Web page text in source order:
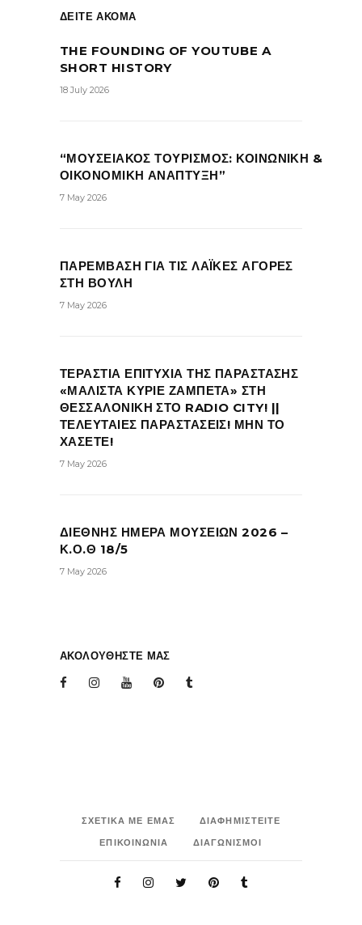
ΔΕΙΤΕ ΑΚΟΜΑ
THE FOUNDING OF YOUTUBE A
SHORT HISTORY
18 July 2026
“ΜΟΥΣΕΙΑΚΟΣ ΤΟΥΡΙΣΜΟΣ: ΚΟΙΝΩΝΙΚΗ &
ΟΙΚΟΝΟΜΙΚΗ ΑΝΑΠΤΥΞΗ”
7 May 2026
ΠΑΡΕΜΒΑΣΗ ΓΙΑ ΤΙΣ ΛΑΪΚΕΣ ΑΓΟΡΕΣ
ΣΤΗ ΒΟΥΛΗ
7 May 2026
ΤΕΡΑΣΤΙΑ ΕΠΙΤΥΧΙΑ ΤΗΣ ΠΑΡΑΣΤΑΣΗΣ
«ΜΑΛΙΣΤΑ ΚΥΡΙΕ ΖΑΜΠΕΤΑ» ΣΤΗ
ΘΕΣΣΑΛΟΝΙΚΗ ΣΤΟ RADIO CITY! ||
ΤΕΛΕΥΤΑΙΕΣ ΠΑΡΑΣΤΑΣΕΙΣ! ΜΗΝ ΤΟ
ΧΑΣΕΤΕ!
7 May 2026
ΔΙΕΘΝΗΣ ΗΜΕΡΑ ΜΟΥΣΕΙΩΝ 2026 –
Κ.Ο.Θ 18/5
7 May 2026
ΑΚΟΛΟΥΘΗΣΤΕ ΜΑΣ
ΣΧΕΤΙΚΑ ΜΕ ΕΜΑΣ
ΔΙΑΦΗΜΙΣΤΕΙΤΕ
ΕΠΙΚΟΙΝΩΝΙΑ
ΔΙΑΓΩΝΙΣΜΟΙ